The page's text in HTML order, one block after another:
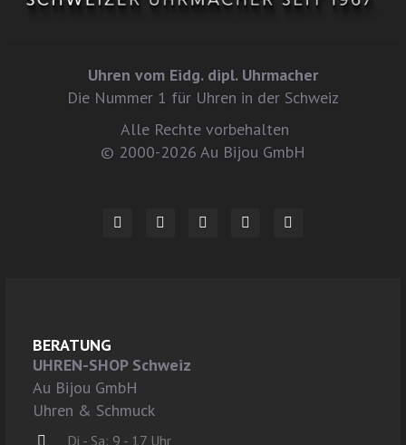
Uhren vom Eidg. dipl. Uhrmacher
Die Nummer 1 für Uhren in der Schweiz
Alle Rechte vorbehalten
© 2000-2026 Au Bijou GmbH
BERATUNG
UHREN-SHOP Schweiz
Au Bijou GmbH
Uhren & Schmuck
Di - Sa: 9 - 17 Uhr